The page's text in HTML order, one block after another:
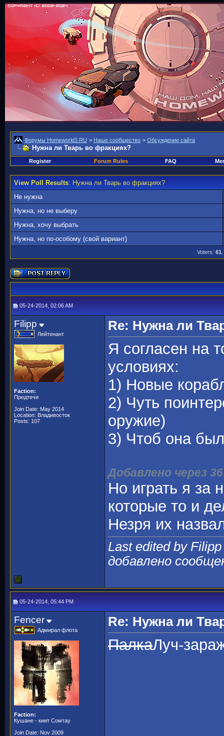
Форумы Homeworld3.RU > Наше сообщество > Обсуждение сайта
Нужна ли Тварь во фракциях?
Register Forum Rules FAQ
View Poll Results: Нужна ли Тварь во фракциях?
Не нужна
Нужна, но не выберу
Нужна, хочу выбрать
Нужна, но по-особому (свой вариант)
Voters: 61
05-24-2014, 02:06 AM
Filipp
Лейтенант
Faction:
Предтечи
Join Date: May 2014
Location: Владивосток
Posts: 107
Re: Нужна ли
Я согласен на
условиях:
1) Новые
2) Чуть
оружие)
3) Чтоб она
Добавлено через
Но играть я за
которые то и
Незря их
Last edited by
добавлено
05-24-2014, 05:44 PM
Fencer
Адмирал флота
Faction:
Кушане - киит Сомтау
Join Date: Nov 2009
Re: Нужна ли
ПалкаЛуч-